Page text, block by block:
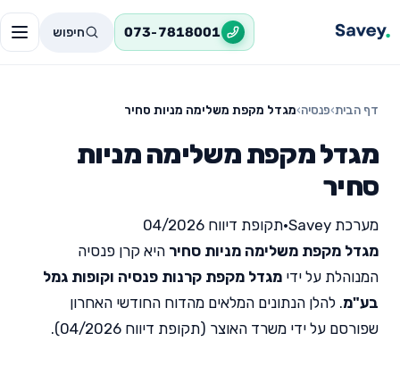
073-7818001 חיפוש
דף הבית›פנסיה›מגדל מקפת משלימה מניות סחיר
מגדל מקפת משלימה מניות
סחיר
מערכת Savey •תקופת דיווח 04/2026
מגדל מקפת משלימה מניות סחיר היא קרן פנסיה
המנוהלת על ידי מגדל מקפת קרנות פנסיה וקופות גמל
בע"מ. להלן הנתונים המלאים מהדוח החודשי האחרון
שפורסם על ידי משרד האוצר (תקופת דיווח 04/2026).